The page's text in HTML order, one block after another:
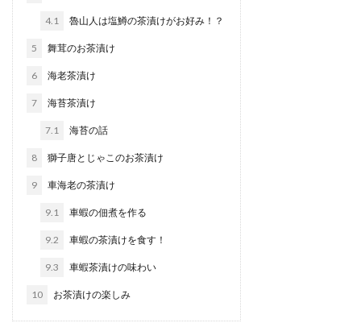
4.1 魯山人は塩鱒の茶漬けがお好み！？
5 舞茸のお茶漬け
6 海老茶漬け
7 海苔茶漬け
7.1 海苔の話
8 獅子唐とじゃこのお茶漬け
9 車海老の茶漬け
9.1 車蝦の佃煮を作る
9.2 車蝦の茶漬けを食す！
9.3 車蝦茶漬けの味わい
10 お茶漬けの楽しみ